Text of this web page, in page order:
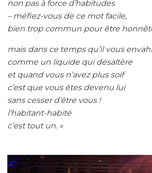
non pas à force d’habitudes
– méfiez-vous de ce mot facile,
bien trop commun pour être
mais dans ce temps qu’il vous
comme un liquide qui désaltère
et quand vous n’avez plus soif
c’est que vous êtes devenu lui
sans cesser d’être vous !
l’habitant-habité
c’est tout un. »